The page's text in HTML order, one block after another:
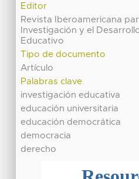
Editor
Revista Iberoamericana
Investigación y el
Educativo
Tipo de documento
Artículo
Palabras clave
investigación educativa
educación universitaria
educación democrática
democracia
derecho